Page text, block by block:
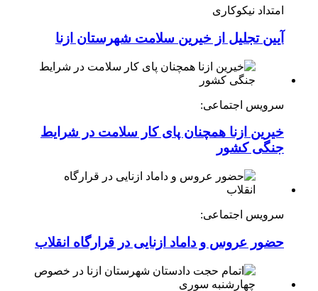
امتداد نیکوکاری
آیین تجلیل از خیرین سلامت شهرستان ازنا
سرویس اجتماعی:
خیرین ازنا همچنان پای کار سلامت در شرایط
جنگی کشور
سرویس اجتماعی:
حضور عروس و داماد ازنایی در قرارگاه انقلاب